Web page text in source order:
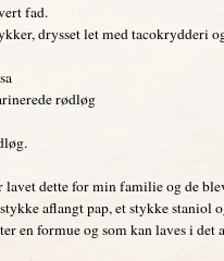
fad.
drysset let med tacokrydderi
rødløg
lavet dette for min familie og de
aflangt pap, et stykke staniol
en formue og som kan laves i det